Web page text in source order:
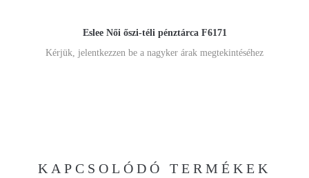
Eslee Női őszi-téli pénztárca F6171
Kérjük, jelentkezzen be a nagyker árak megtekintéséhez
KAPCSOLÓDÓ TERMÉKEK